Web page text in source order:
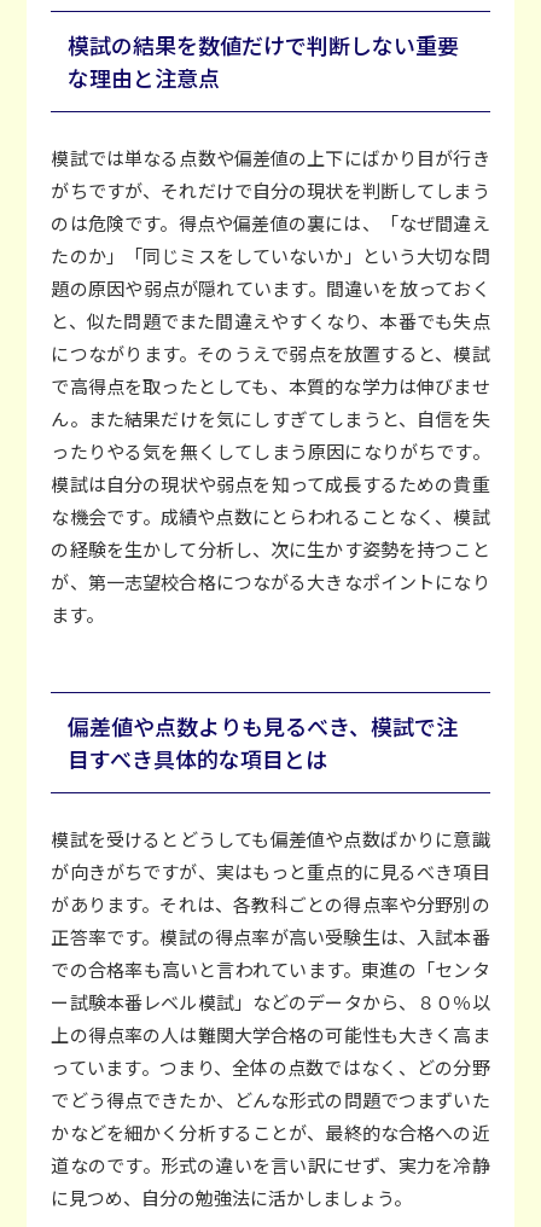
模試の結果を数値だけで判断しない重要
な理由と注意点
模試では単なる点数や偏差値の上下にばかり目が行き
がちですが、それだけで自分の現状を判断してしまう
のは危険です。得点や偏差値の裏には、「なぜ間違え
たのか」「同じミスをしていないか」という大切な問
題の原因や弱点が隠れています。間違いを放っておく
と、似た問題でまた間違えやすくなり、本番でも失点
につながります。そのうえで弱点を放置すると、模試
で高得点を取ったとしても、本質的な学力は伸びませ
ん。また結果だけを気にしすぎてしまうと、自信を失
ったりやる気を無くしてしまう原因になりがちです。
模試は自分の現状や弱点を知って成長するための貴重
な機会です。成績や点数にとらわれることなく、模試
の経験を生かして分析し、次に生かす姿勢を持つこと
が、第一志望校合格につながる大きなポイントになり
ます。
偏差値や点数よりも見るべき、模試で注
目すべき具体的な項目とは
模試を受けるとどうしても偏差値や点数ばかりに意識
が向きがちですが、実はもっと重点的に見るべき項目
があります。それは、各教科ごとの得点率や分野別の
正答率です。模試の得点率が高い受験生は、入試本番
での合格率も高いと言われています。東進の「センタ
ー試験本番レベル模試」などのデータから、８０％以
上の得点率の人は難関大学合格の可能性も大きく高ま
っています。つまり、全体の点数ではなく、どの分野
でどう得点できたか、どんな形式の問題でつまずいた
かなどを細かく分析することが、最終的な合格への近
道なのです。形式の違いを言い訳にせず、実力を冷静
に見つめ、自分の勉強法に活かしましょう。